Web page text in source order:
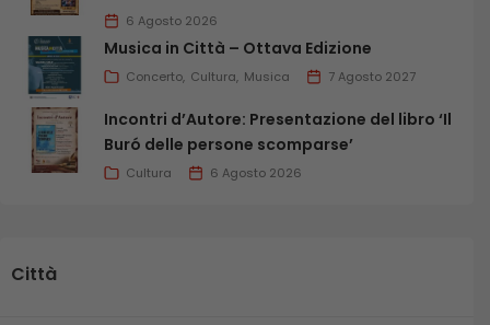
6 Agosto 2026
Musica in Città – Ottava Edizione
Concerto Cultura Musica 7 Agosto 2027
Incontri d’Autore: Presentazione del libro ‘Il
Buró delle persone scomparse’
Cultura 6 Agosto 2026
Città